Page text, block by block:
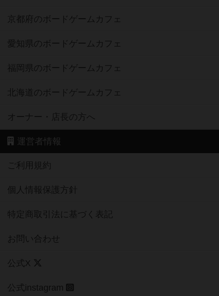
京都府のボードゲームカフェ
愛知県のボードゲームカフェ
福岡県のボードゲームカフェ
北海道のボードゲームカフェ
オーナー・店長の方へ
運営者情報
ご利用規約
個人情報保護方針
特定商取引法に基づく表記
お問い合わせ
公式X
公式instagram